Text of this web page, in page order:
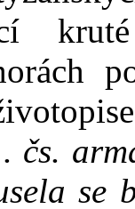
čs.
se